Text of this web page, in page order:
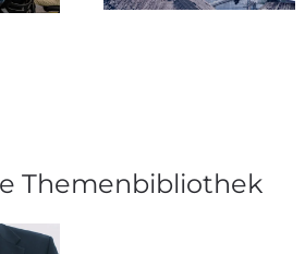
Themenbibliothek